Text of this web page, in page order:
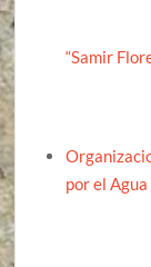
“Samir
por el